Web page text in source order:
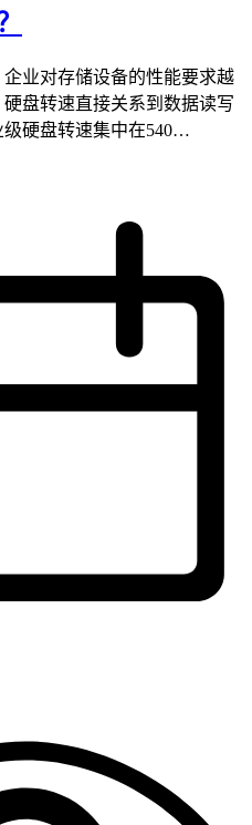
业对存储设备的性能要求越
盘转速直接关系到数据读写
硬盘转速集中在540…